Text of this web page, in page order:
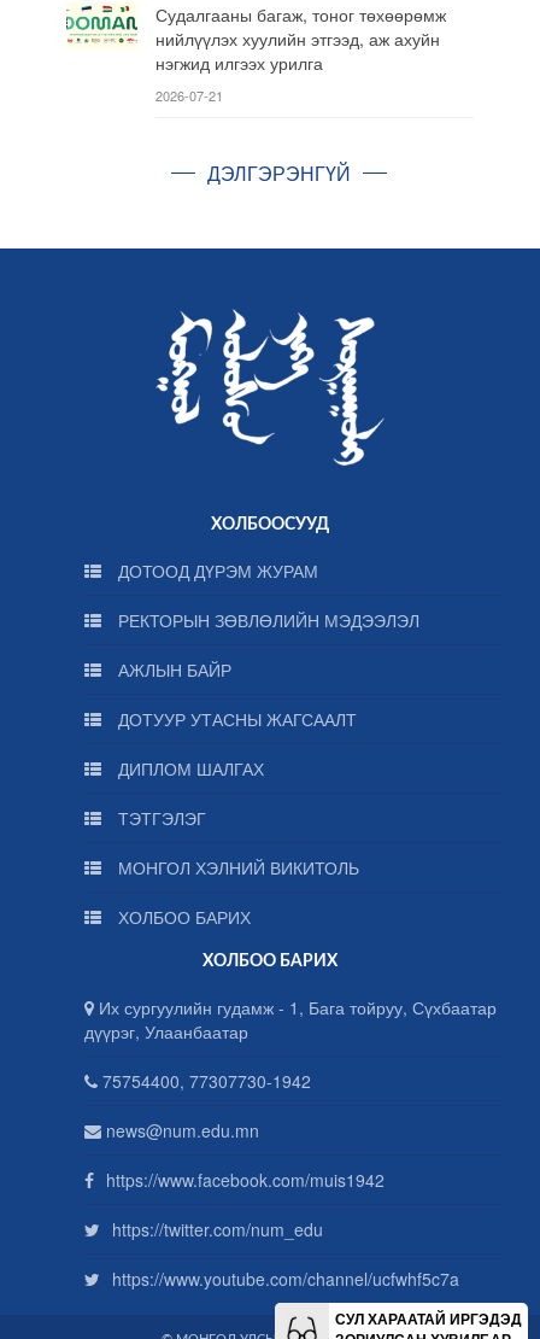
Судалгааны багаж, тоног төхөөрөмж
нийлүүлэх хуулийн этгээд, аж ахуйн
нэгжид илгээх урилга
2026-07-21
ДЭЛГЭРЭНГҮЙ
ХОЛБООСУУД
ДОТООД ДҮРЭМ ЖУРАМ
РЕКТОРЫН ЗӨВЛӨЛИЙН МЭДЭЭЛЭЛ
АЖЛЫН БАЙР
ДОТУУР УТАСНЫ ЖАГСААЛТ
ДИПЛОМ ШАЛГАХ
ТЭТГЭЛЭГ
МОНГОЛ ХЭЛНИЙ ВИКИТОЛЬ
ХОЛБОО БАРИХ
ХОЛБОО БАРИХ
Их сургуулийн гудамж - 1, Бага тойруу, Сүхбаатар
дүүрэг, Улаанбаатар
75754400, 77307730-1942
news@num.edu.mn
https://www.facebook.com/muis1942
https://twitter.com/num_edu
https://www.youtube.com/channel/ucfwhf5c7a
СУЛ ХАРААТАЙ ИРГЭДЭД